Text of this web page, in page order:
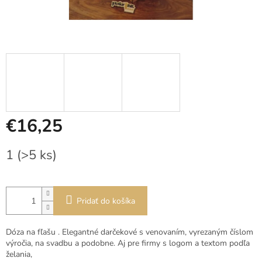
€16,25
cena:
1 (>5 ks)
Pridať do košíka
Dóza na fľašu . Elegantné darčekové s venovaním, vyrezaným číslom
výročia, na svadbu a podobne. Aj pre firmy s logom a textom podľa
želania,